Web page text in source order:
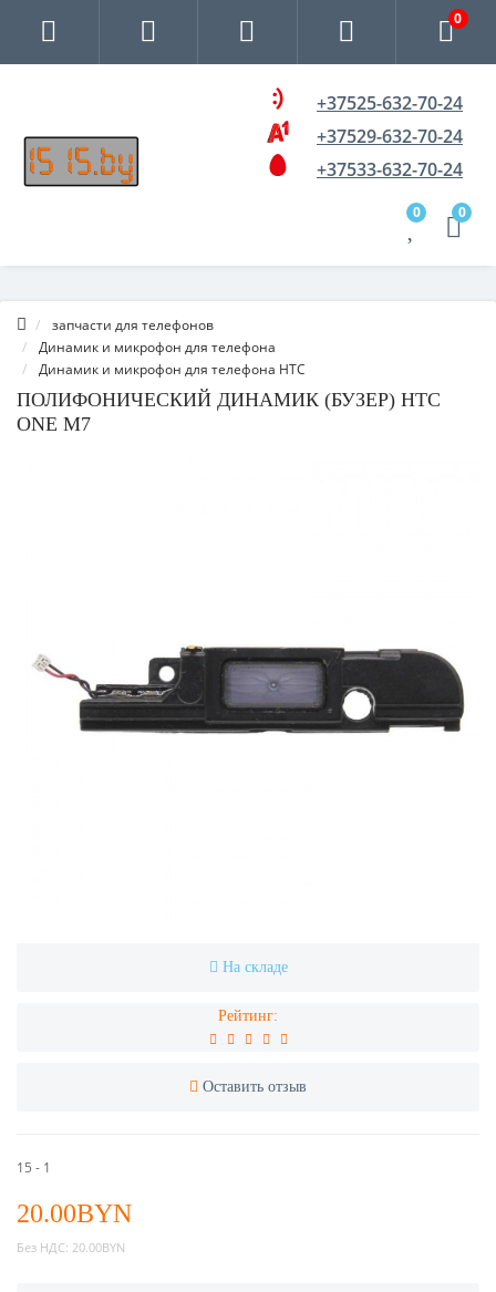
0
+37525-632-70-24
+37529-632-70-24
+37533-632-70-24
0 0
запчасти для телефонов
Динамик и микрофон для телефона
Динамик и микрофон для телефона HTC
ПОЛИФОНИЧЕСКИЙ ДИНАМИК (БУЗЕР) HTC
ONE M7
На складе
Рейтинг:
Оставить отзыв
15 - 1
20.00BYN
Без НДС: 20.00BYN